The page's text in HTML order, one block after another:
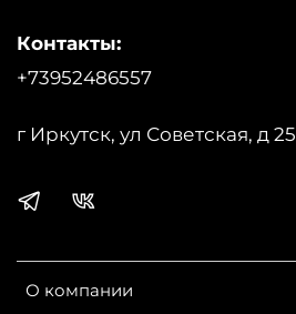
О компании
Контакты:
+73952486557
г Иркутск, ул Советская, д 25